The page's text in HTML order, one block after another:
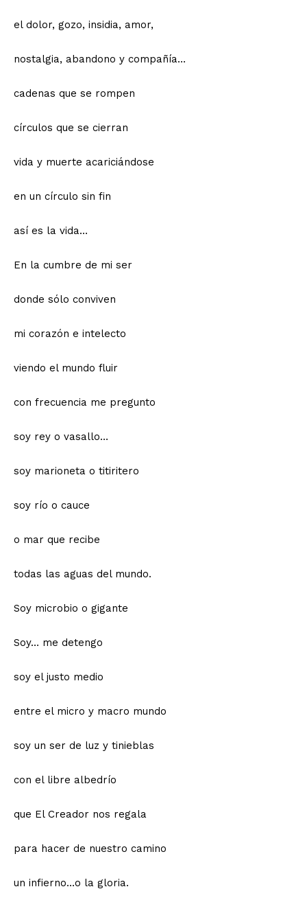
el dolor, gozo, insidia, amor,
nostalgia, abandono y compañía…
cadenas que se rompen
círculos que se cierran
vida y muerte acariciándose
en un círculo sin fin
así es la vida…
En la cumbre de mi ser
donde sólo conviven
mi corazón e intelecto
viendo el mundo fluir
con frecuencia me pregunto
soy rey o vasallo…
soy marioneta o titiritero
soy río o cauce
o mar que recibe
todas las aguas del mundo.
Soy microbio o gigante
Soy… me detengo
soy el justo medio
entre el micro y macro mundo
soy un ser de luz y tinieblas
con el libre albedrío
que El Creador nos regala
para hacer de nuestro camino
un infierno…o la gloria.